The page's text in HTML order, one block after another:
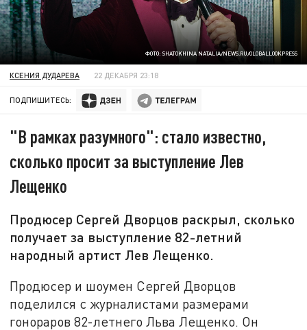
ФОТО: SHATOKHINA NATALIA/NEWS.RU/GLOBALLOOKPRESS
КСЕНИЯ ДУДАРЕВА 22 ДЕКАБРЯ 23:18
ПОДПИШИТЕСЬ:
"В рамках разумного": стало известно,
сколько просит за выступление Лев
Лещенко
Продюсер Сергей Дворцов раскрыл, сколько
получает за выступление 82-летний
народный артист Лев Лещенко.
Продюсер и шоумен Сергей Дворцов
поделился с журналистами размерами
гонораров 82-летнего Льва Лещенко. Он